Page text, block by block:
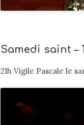
Samedi saint –
21h Vigile Pascale le